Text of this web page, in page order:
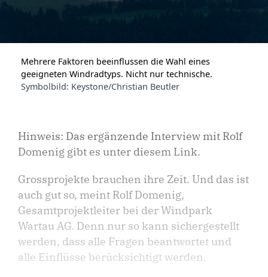
Mehrere Faktoren beeinflussen die Wahl eines
geeigneten Windradtyps. Nicht nur technische.
Symbolbild: Keystone/Christian Beutler
Hinweis: Das ergänzende Interview mit Rolf
Domenig gibt es unter diesem Link.
Grossprojekte brauchen ihre Zeit. Und das ist
auch gut so, meint Rolf Domenig,
Gesamtprojektleiter bei der Windpark
Wartau AG. Denn nur so kann sichergestellt
werden, dass alle Fragen beantwortet und
alle Einflüsse berücksichtigt werden.